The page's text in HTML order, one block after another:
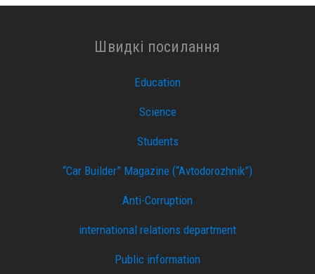
Швидкі посилання
Education
Science
Students
“Car Builder” Magazine (“Avtodorozhnik”)
Anti-Corruption
international relations department
Public information